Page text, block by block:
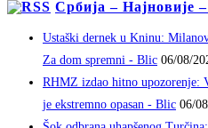
Србија – Најновије
Ustaški dernek u Kninu:
Za dom spremni - Blic 06/08/
RHMZ izdao hitno upozorenje:
je ekstremno opasan - Blic 06/